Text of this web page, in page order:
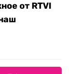
от RTVI